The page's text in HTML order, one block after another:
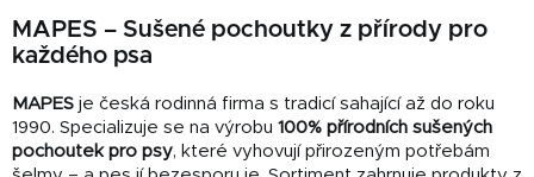
MAPES – Sušené pochoutky z přírody pro
každého psa
MAPES je česká rodinná firma s tradicí sahající až do roku
1990. Specializuje se na výrobu 100% přírodních sušených
pochoutek pro psy, které vyhovují přirozeným potřebám